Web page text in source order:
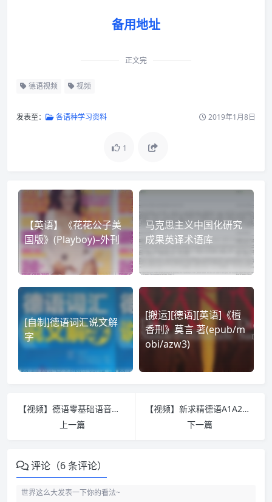
备用地址
正文完
德语视频 视频
发表至： 各语种学习资料 2019年1月8日
1
【英语】《花花公子美
国版》(Playboy)–外刊
马克思主义中国化研究
成果英译术语库
[自制]德语词汇说文解
字
[搬运][德语][英语]《檀
香刑》莫言 著(epub/m
obi/azw3)
【视频】德语零基础语音入门
上一篇
【视频】新求精德语A1A2B1B2
下一篇
评论（6 条评论）